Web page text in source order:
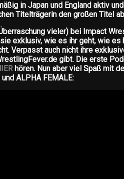
in Japan und England aktiv
Titelträgerin den großen Titel
vieler) bei Impact
exklusiv, wie es ihr geht, wie es
Verpasst auch nicht ihre
gibt. Die erste
hören. Nun aber viel Spaß mit
ALPHA FEMALE: